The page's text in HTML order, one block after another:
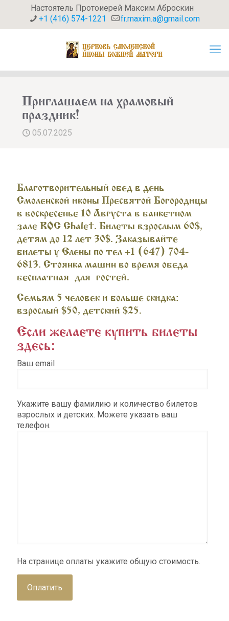
Настоятель Протоиерей Максим Аброскин
+1 (416) 574-1221
fr.maxim.a@gmail.com
Приглашаем на храмовый
праздник!
05.07.2025
Благотворительный обед в день
Смоленской иконы Пресвятой Богородицы
в воскресенье 10 Августа в банкетном
зале ROC Chalet. Билеты взрослым 60$,
детям до 12 лет 30$. Заказывайте
билеты у Елены по тел ‪+1 (647) 704-
6813‬. Стоянка машин во время обеда
бесплатная для гостей.
Семьям 5 человек и больше скидка:
взрослый $50, детский $25.
Если желаете купить билеты
здесь:
Ваш email
Укажите вашу фамилию и количество билетов
взрослых и детских. Можете указать ваш
телефон.
На странице оплаты укажите общую стоимость.